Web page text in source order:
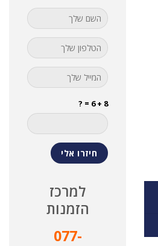
8 + 6 = ?
למרכז
הזמנות
077-